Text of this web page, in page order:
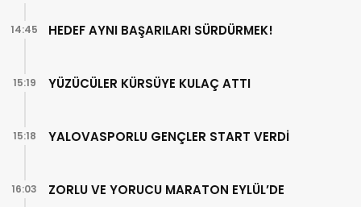
HEDEF AYNI BAŞARILARI SÜRDÜRMEK!
14:45
YÜZÜCÜLER KÜRSÜYE KULAÇ ATTI
15:19
YALOVASPORLU GENÇLER START VERDİ
15:18
ZORLU VE YORUCU MARATON EYLÜL’DE
16:03